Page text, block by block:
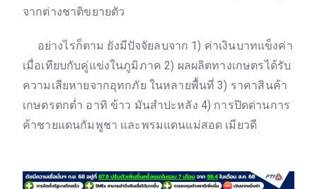
จากต่างชาติขยายตัว
อย่างไรก็ตาม ยังมีปัจจัยลบจาก 1) ค่าเงินบาทแข็งค่า
เมื่อเทียบกับคู่แข่งในภูมิภาค 2) ผลผลิตทางเกษตรได้รับ
ความเสียหายจากอุทกภัย ในหลายพื้นที่ 3) ราคาสินค้า
เกษตรตกต่ำ อาทิ ข้าว มันสำปะหลัง 4) การปิดด่านการ
ค้าชายแดนกัมพูชา และพรมแดนแม่สอด เมียวดี